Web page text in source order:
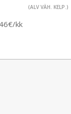
(ALV VÄH. KELP.)
kk